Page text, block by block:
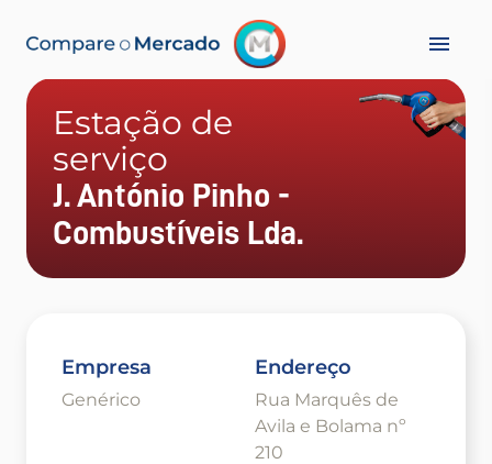
Estação de
serviço
J. António Pinho -
Combustíveis Lda.
Empresa
Genérico
Endereço
Rua Marquês de
Avila e Bolama nº
210